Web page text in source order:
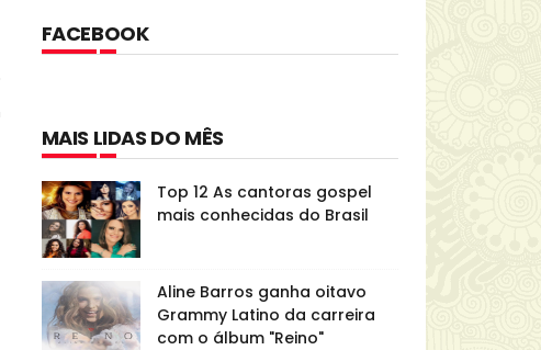
FACEBOOK
MAIS LIDAS DO MÊS
Top 12 As cantoras gospel
mais conhecidas do Brasil
Aline Barros ganha oitavo
Grammy Latino da carreira
com o álbum "Reino"